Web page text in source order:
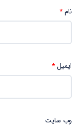
نام*
ایمیل*
وب‌ سایت